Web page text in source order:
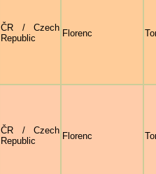
ČR / Czech
Republic
Florenc
ČR / Czech
Republic
Florenc